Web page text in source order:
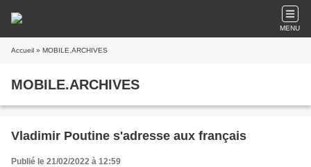
MENU
Accueil » MOBILE.ARCHIVES
MOBILE.ARCHIVES
Vladimir Poutine s'adresse aux français
Publié le 21/02/2022 à 12:59